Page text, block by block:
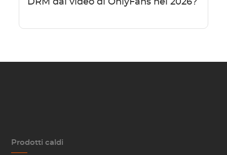
DRM dai video di OnlyFans nel 2026?
Prodotti caldi